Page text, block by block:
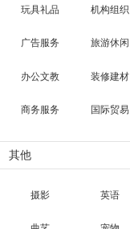
玩具礼品 机构组织
广告服务 旅游休闲
办公文教 装修建材
商务服务 国际贸易
其他
摄影 英语